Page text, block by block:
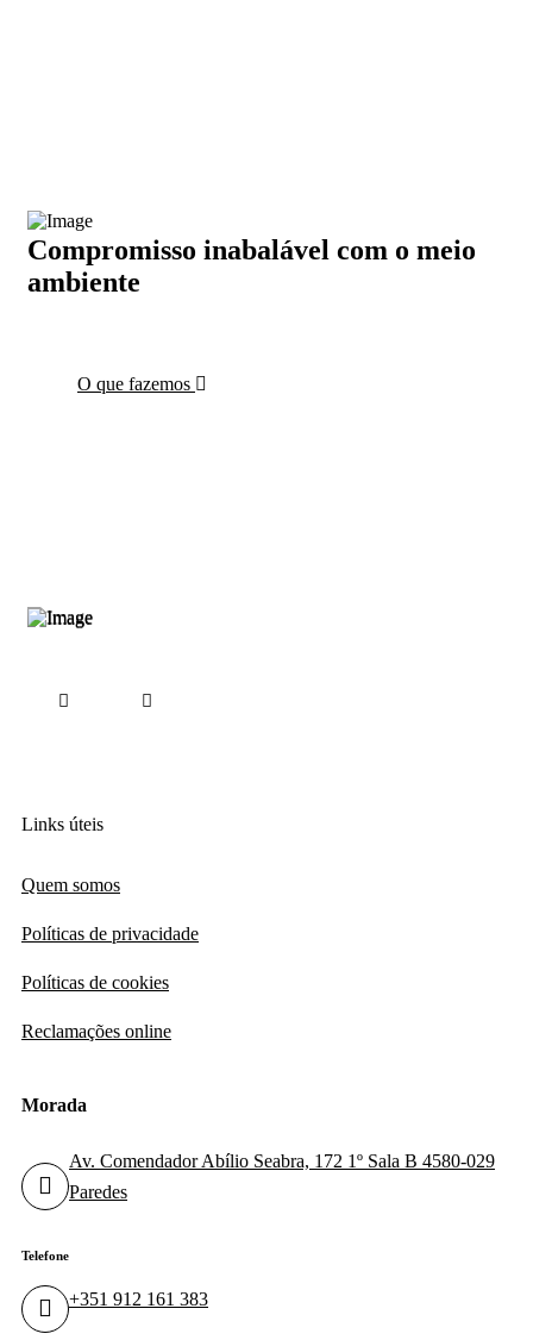
Compromisso inabalável com o meio
ambiente
O que fazemos
fab
facebook-
fab
Links úteis
Quem somos
Políticas de privacidade
Políticas de cookies
Reclamações online
Morada
Av. Comendador Abílio Seabra, 172 1º Sala B 4580-029
Paredes
Telefone
+351 912 161 383